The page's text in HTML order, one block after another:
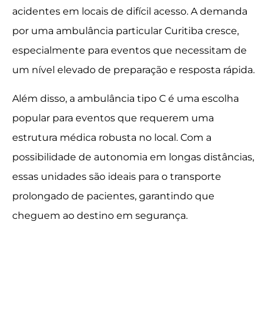
acidentes em locais de difícil acesso. A demanda
por uma ambulância particular Curitiba cresce,
especialmente para eventos que necessitam de
um nível elevado de preparação e resposta rápida.
Além disso, a ambulância tipo C é uma escolha
popular para eventos que requerem uma
estrutura médica robusta no local. Com a
possibilidade de autonomia em longas distâncias,
essas unidades são ideais para o transporte
prolongado de pacientes, garantindo que
cheguem ao destino em segurança.